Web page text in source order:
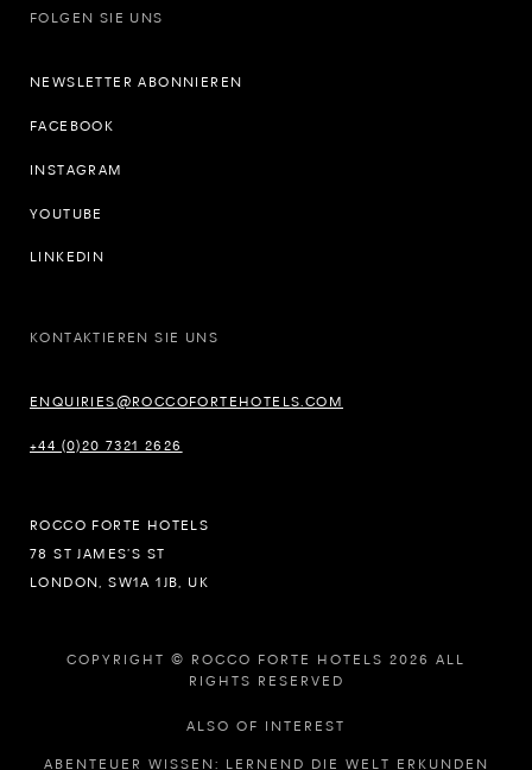
FOLGEN SIE UNS
NEWSLETTER ABONNIEREN
FACEBOOK
INSTAGRAM
YOUTUBE
LINKEDIN
KONTAKTIEREN SIE UNS
ENQUIRIES@ROCCOFORTEHOTELS.COM
+44 (0)20 7321 2626
ROCCO FORTE HOTELS
78 ST JAMES’S ST
LONDON, SW1A 1JB, UK
COPYRIGHT © ROCCO FORTE HOTELS 2026 ALL
RIGHTS RESERVED
ALSO OF INTEREST
ABENTEUER WISSEN: LERNEND DIE WELT ERKUNDEN